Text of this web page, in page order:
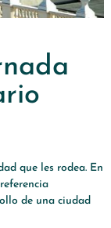
que les rodea. En
de una ciudad